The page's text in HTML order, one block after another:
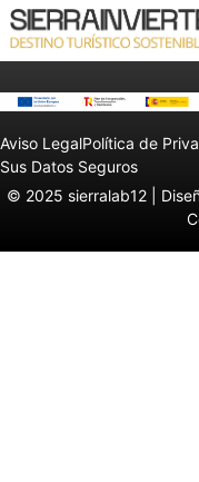
Aviso LegalPolítica de
Sus Datos Seguros
© 2025 sierralab12 |